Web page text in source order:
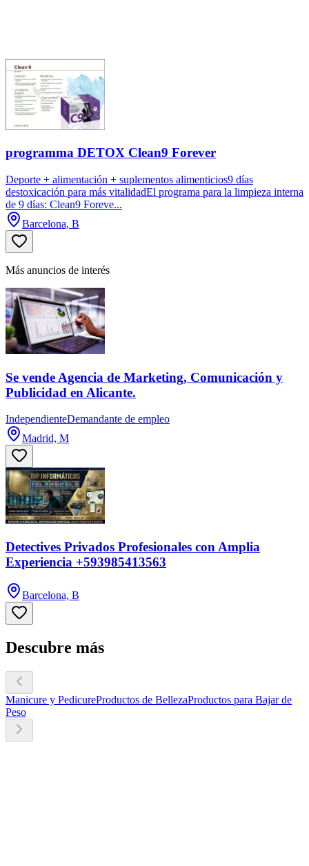
programma DETOX Clean9 Forever
Deporte + alimentación + suplementos alimenticios9 días
destoxicación para más vitalidadEl programa para la limpieza interna
de 9 días: Clean9 Foreve...
Barcelona, B
Más anuncios de interés
Se vende Agencia de Marketing, Comunicación y
Publicidad en Alicante.
IndependienteDemandante de empleo
Madrid, M
Detectives Privados Profesionales con Amplia
Experiencia +593985413563
Barcelona, B
Descubre más
Manicure y PedicureProductos de BellezaProductos para Bajar de
Peso